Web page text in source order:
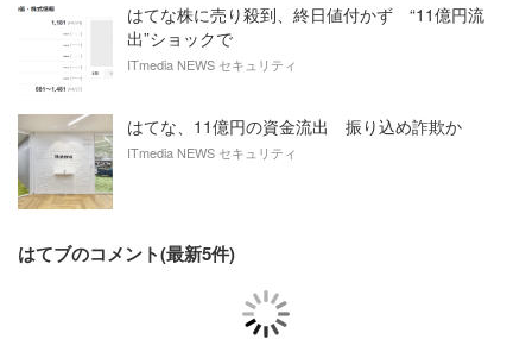
はてな株に売り殺到、終日値付かず “11億円流
出”ショックで
ITmedia NEWS セキュリティ
はてな、11億円の資金流出 振り込め詐欺か
ITmedia NEWS セキュリティ
はてブのコメント(最新5件)